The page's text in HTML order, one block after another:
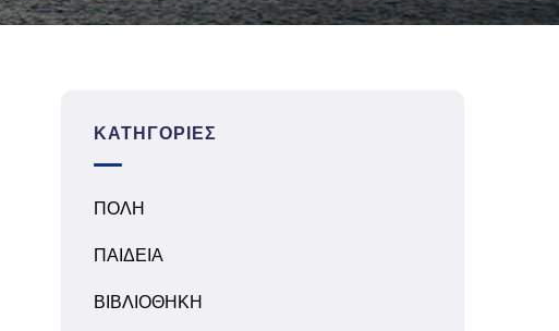
ΚΑΤΗΓΟΡΊΕΣ
ΠΟΛΗ
ΠΑΙΔΕΙΑ
ΒΙΒΛΙΟΘΗΚΗ